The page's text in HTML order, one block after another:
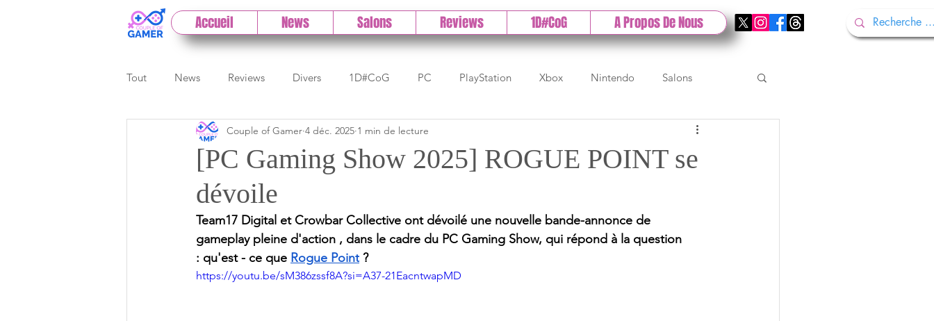
Accueil News Salons Reviews 1D#CoG A Propos De Nous
Tout News Reviews Divers 1D#CoG PC PlayStation Xbox Nintendo Salons
Previews Cloud Test indé DLC Gamescom
Paris Games Week
Actu 1DCoG Test Stadia The Game Awards Balan
[PC Gaming Show 2025] ROGUE POINT se
dévoile
Couple of Gamer 4 déc. 2025 1 min de lecture
Team17 Digital et Crowbar Collective ont dévoilé une nouvelle bande-annonce de
gameplay pleine d'action , dans le cadre du PC Gaming Show, qui répond à la question
: qu'est - ce que Rogue Point ?
https://youtu.be/sM386zssf8A?si=A37-21EacntwapMD